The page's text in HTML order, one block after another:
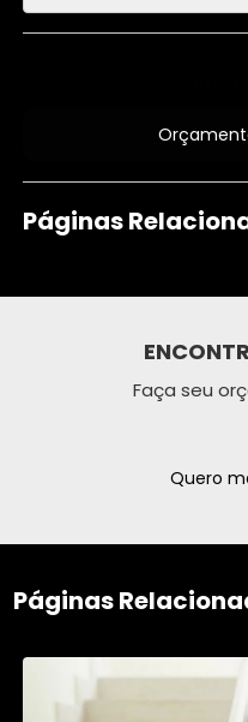
Páginas
Faça seu
Quero
Páginas